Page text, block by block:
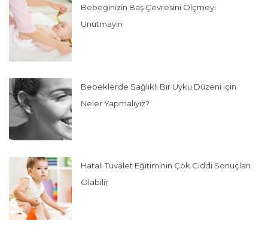
Bebeğinizin Baş Çevresini Ölçmeyi
Unutmayın
Bebeklerde Sağlıklı Bir Uyku Düzeni için
Neler Yapmalıyız?
Hatalı Tuvalet Eğitiminin Çok Ciddi Sonuçları
Olabilir